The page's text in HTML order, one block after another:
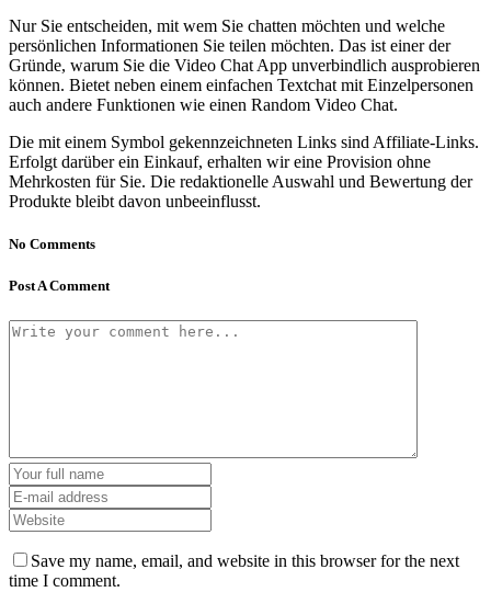
Nur Sie entscheiden, mit wem Sie chatten möchten und welche
persönlichen Informationen Sie teilen möchten. Das ist einer der
Gründe, warum Sie die Video Chat App unverbindlich ausprobieren
können. Bietet neben einem einfachen Textchat mit Einzelpersonen
auch andere Funktionen wie einen Random Video Chat.
Die mit einem Symbol gekennzeichneten Links sind Affiliate-Links.
Erfolgt darüber ein Einkauf, erhalten wir eine Provision ohne
Mehrkosten für Sie. Die redaktionelle Auswahl und Bewertung der
Produkte bleibt davon unbeeinflusst.
No Comments
Post A Comment
Save my name, email, and website in this browser for the next
time I comment.